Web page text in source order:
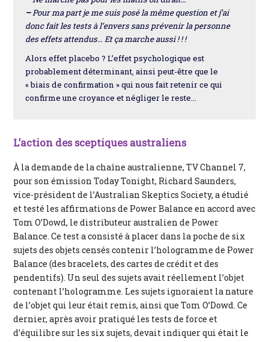
–Pour ma part je me suis posé la même question et j’ai
donc fait les tests à l’envers sans prévenir la personne
des effets attendus… Et ça marche aussi ! ! !
Alors effet placebo ? L’effet psychologique est
probablement déterminant, ainsi peut-être que le
« biais de confirmation » qui nous fait retenir ce qui
confirme une croyance et négliger le reste...
L’action des sceptiques australiens
À la demande de la chaîne australienne, TV Channel 7,
pour son émission Today Tonight, Richard Saunders,
vice-président de l’Australian Skeptics Society, a étudié
et testé les affirmations de Power Balance en accord avec
Tom O’Dowd, le distributeur australien de Power
Balance. Ce test a consisté à placer dans la poche de six
sujets des objets censés contenir l’hologramme de Power
Balance (des bracelets, des cartes de crédit et des
pendentifs). Un seul des sujets avait réellement l’objet
contenant l’hologramme. Les sujets ignoraient la nature
de l’objet qui leur était remis, ainsi que Tom O’Dowd. Ce
dernier, après avoir pratiqué les tests de force et
d’équilibre sur les six sujets, devait indiquer qui était le